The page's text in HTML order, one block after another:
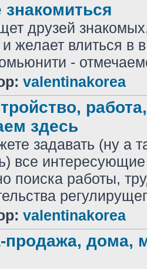
знакомиться
друзей
желает влиться в
-
valentinakorea
здесь
задавать (ну а
все
поиска работы,
valentinakorea
продажа, дома,